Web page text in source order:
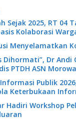
Sejak 2025, RT 04
Kolaborasi
Menyelamatkan
Dihormati”, Dr Andi
PTDH ASN
Publik
Keterbukaan
Hadiri Workshop